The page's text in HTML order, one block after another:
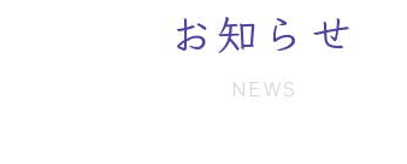
> セレモホール富岡
お知らせ
NEWS